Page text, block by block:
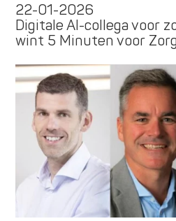
22-01-2026
Digitale AI-collega voor
wint 5 Minuten voor